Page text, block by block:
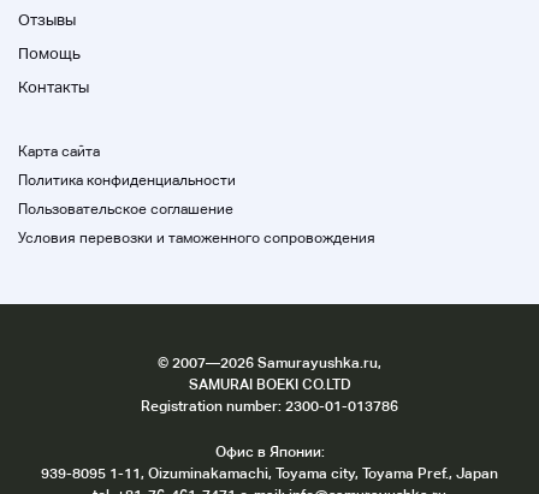
Отзывы
Помощь
Контакты
Карта сайта
Политика конфиденциальности
Пользовательское соглашение
Условия перевозки и таможенного сопровождения
© 2007—2026 Samurayushka.ru,
SAMURAI BOEKI CO.LTD
Registration number: 2300-01-013786
Офис в Японии:
939-8095 1-11, Oizuminakamachi, Toyama city, Toyama Pref., Japan